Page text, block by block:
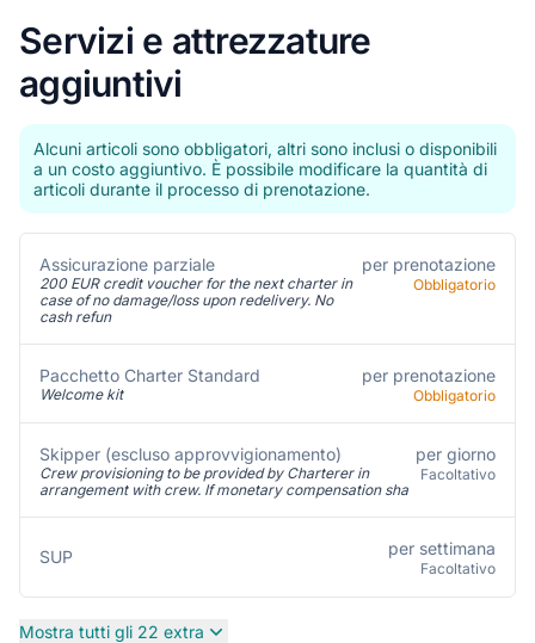
Servizi e attrezzature
aggiuntivi
Alcuni articoli sono obbligatori, altri sono inclusi o disponibili
a un costo aggiuntivo. È possibile modificare la quantità di
articoli durante il processo di prenotazione.
Assicurazione parziale
200 EUR credit voucher for the next charter in
case of no damage/loss upon redelivery. No
cash refun
per prenotazione
Obbligatorio
Pacchetto Charter Standard
Welcome kit
per prenotazione
Obbligatorio
Skipper (escluso approvvigionamento)
Crew provisioning to be provided by Charterer in
arrangement with crew. If monetary compensation sha
per giorno
Facoltativo
SUP per settimana
Facoltativo
Mostra tutti gli 22 extra